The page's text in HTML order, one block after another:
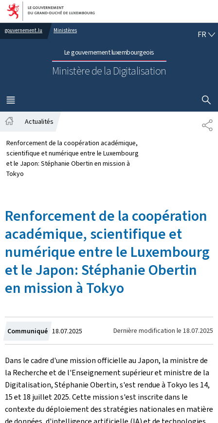
Aller au menu principal
Aller au contenu
gouvernement.lu Ministères
Le gouvernement luxembourgeois
Ministère de la Digitalisation
FR
MENU
PRINCIPAL
Actualités
Renforcement de la coopération académique,
scientifique et numérique entre le Luxembourg
et le Japon: Stéphanie Obertin en mission à
Tokyo
Renforcement de la coopération
académique, scientifique et
numérique entre le Luxembourg
et le Japon: Stéphanie Obertin
en mission à Tokyo
Communiqué Crée
le
18.07.2025 Dernière modification le 18.07.2025
Dans le cadre d'une mission officielle au Japon, la ministre de
la Recherche et de l'Enseignement supérieur et ministre de la
Digitalisation, Stéphanie Obertin, s'est rendue à Tokyo les 14,
15 et 18 juillet 2025. Cette mission s'est inscrite dans le
contexte du déploiement des stratégies nationales en matière